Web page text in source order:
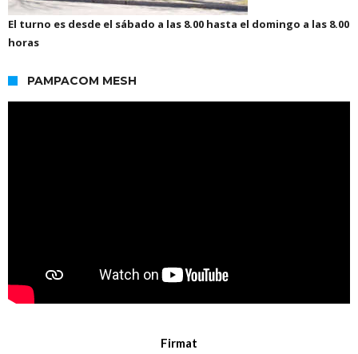
El turno es desde el sábado a las 8.00 hasta el domingo a las 8.00
horas
PAMPACOM MESH
Firmat